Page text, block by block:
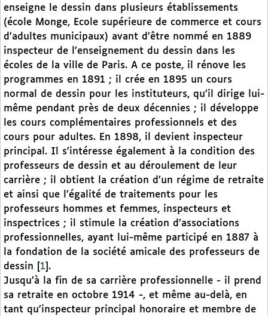
enseigne le dessin dans plusieurs établissements
(école Monge, Ecole supérieure de commerce et cours
d’adultes municipaux) avant d’être nommé en 1889
inspecteur de l’enseignement du dessin dans les
écoles de la ville de Paris. A ce poste, il rénove les
programmes en 1891 ; il crée en 1895 un cours
normal de dessin pour les instituteurs, qu’il dirige lui-
même pendant près de deux décennies ; il développe
les cours complémentaires professionnels et des
cours pour adultes. En 1898, il devient inspecteur
principal. Il s’intéresse également à la condition des
professeurs de dessin et au déroulement de leur
carrière ; il obtient la création d’un régime de retraite
et ainsi que l’égalité de traitements pour les
professeurs hommes et femmes, inspecteurs et
inspectrices ; il stimule la création d’associations
professionnelles, ayant lui-même participé en 1887 à
la fondation de la société amicale des professeurs de
dessin
1 .
Jusqu’à la fin de sa carrière professionnelle - il prend
sa retraite en octobre 1914 -, et même au-delà, en
tant qu’inspecteur principal honoraire et membre de